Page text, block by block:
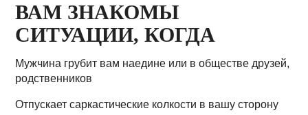
ВАМ ЗНАКОМЫ
СИТУАЦИИ, КОГДА
Мужчина грубит вам наедине или в обществе друзей,
родственников
Отпускает саркастические колкости в вашу сторону